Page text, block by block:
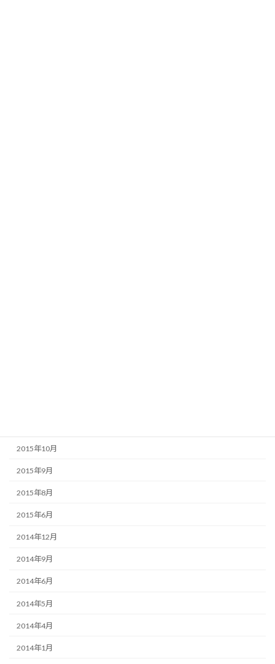
2015年10月
2015年9月
2015年8月
2015年6月
2014年12月
2014年9月
2014年6月
2014年5月
2014年4月
2014年1月